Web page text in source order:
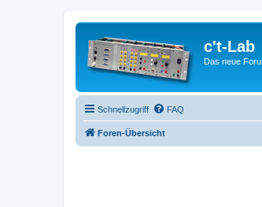
c't-Lab
Das neue
Schnellzugriff FAQ
Foren-Übersicht